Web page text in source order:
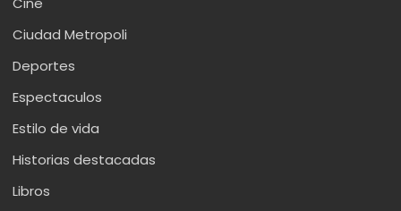
Ciudad Metropoli
Deportes
Espectaculos
Estilo de vida
Historias destacadas
Libros